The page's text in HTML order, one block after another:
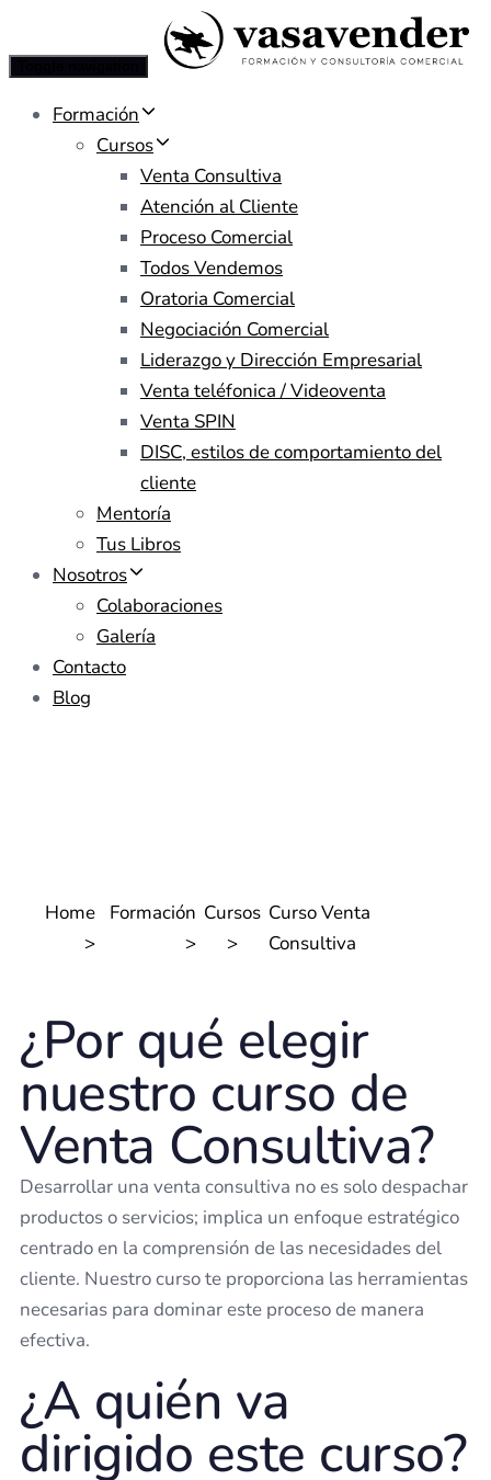
Formación
Cursos
Venta Consultiva
Atención al Cliente
Proceso Comercial
Todos Vendemos
Oratoria Comercial
Negociación Comercial
Liderazgo y Dirección Empresarial
Venta teléfonica / Videoventa
Venta SPIN
DISC, estilos de comportamiento del
cliente
Mentoría
Tus Libros
Nosotros
Colaboraciones
Galería
Contacto
Blog
Home
>
Formación
>
Cursos
>
Curso Venta
Consultiva
¿Por qué elegir
nuestro curso de
Venta Consultiva?
Desarrollar una venta consultiva no es solo despachar
productos o servicios; implica un enfoque estratégico
centrado en la comprensión de las necesidades del
cliente. Nuestro curso te proporciona las herramientas
necesarias para dominar este proceso de manera
efectiva.
¿A quién va
dirigido este curso?